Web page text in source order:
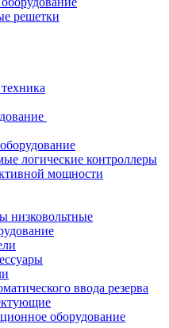
решетки
логические контроллеры
мощности
низковольтные
ввода резерва
оборудование